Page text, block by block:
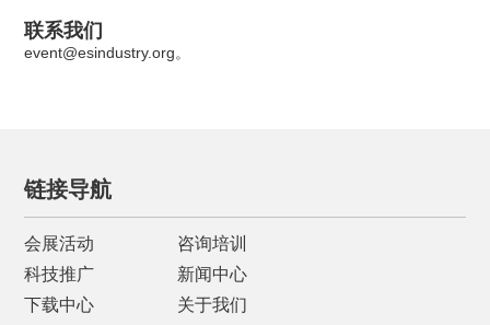
联系我们
event@esindustry.org。
链接导航
会展活动
咨询培训
科技推广
新闻中心
下载中心
关于我们